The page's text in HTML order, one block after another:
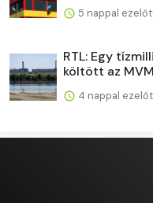
5 nappal
RTL: Egy
költött az
4 nappal